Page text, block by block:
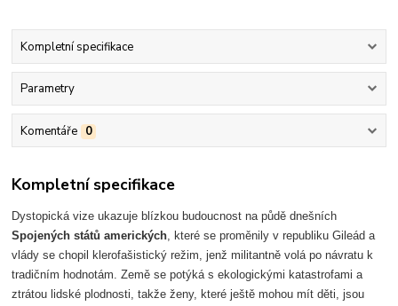
Kompletní specifikace
Parametry
Komentáře 0
Kompletní specifikace
Dystopická vize ukazuje blízkou budoucnost na půdě dnešních
Spojených států amerických, které se proměnily v republiku Gileád a
vlády se chopil klerofašistický režim, jenž militantně volá po návratu k
tradičním hodnotám. Země se potýká s ekologickými katastrofami a
ztrátou lidské plodnosti, takže ženy, které ještě mohou mít děti, jsou